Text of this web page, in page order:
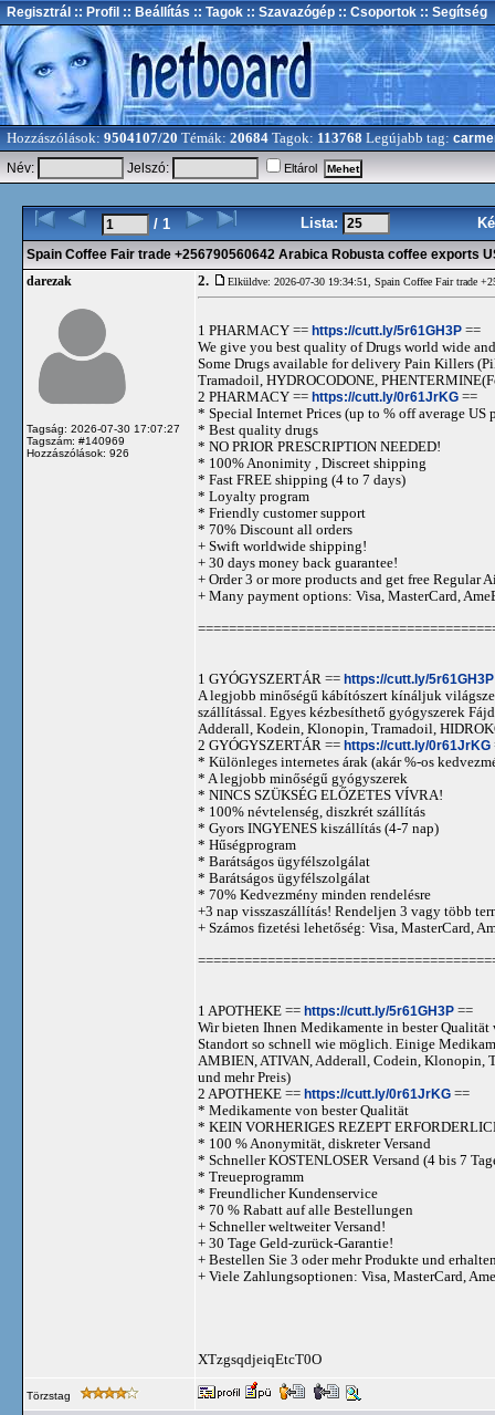
Regisztrál :: Profil :: Beállítás :: Tagok :: Szavazógép :: Csoportok :: Segítség
Hozzászólások: 9504107/20 Témák: 20684 Tagok: 113768 Legújabb tag:
Név:
Jelszó: Eltárol
/ 1 Lista:
Spain Coffee Fair trade +256790560642 Arabica Robusta coffee exports
darezak
Tagság: 2026-07-30 17:07:27
Tagszám: #140969
Hozzászólások: 926
2. Elküldve: 2026-07-30 19:34:51, Spain Coffee Fair trade
1 PHARMACY == https://cutt.ly/5r61GH3P ==
We give you best quality of Drugs world wide
Some Drugs available for delivery Pain Killers
Tramadoil, HYDROCODONE,
2 PHARMACY == https://cutt.ly/0r61JrKG ==
* Special Internet Prices (up to % off average US
* Best quality drugs
* NO PRIOR PRESCRIPTION NEEDED!
* 100% Anonimity , Discreet shipping
* Fast FREE shipping (4 to 7 days)
* Loyalty program
* Friendly customer support
* 70% Discount all orders
+ Swift worldwide shipping!
+ 30 days money back guarantee!
+ Order 3 or more products and get free Regular
+ Many payment options: Visa, MasterCard,
1 GYÓGYSZERTÁR == https://cutt.ly/5r61GH3P
A legjobb minőségű kábítószert kínáljuk
szállítással. Egyes kézbesíthető gyógyszerek
Adderall, Kodein, Klonopin, Tramadoil,
2 GYÓGYSZERTÁR == https://cutt.ly/0r61JrKG
* Különleges internetes árak (akár %-os
* A legjobb minőségű gyógyszerek
* NINCS SZÜKSÉG ELŐZETES VÍVRA!
* 100% névtelenség, diszkrét szállítás
* Gyors INGYENES kiszállítás (4-7 nap)
* Hűségprogram
* Barátságos ügyfélszolgálat
* Barátságos ügyfélszolgálat
* 70% Kedvezmény minden rendelésre
+3 nap visszaszállítás! Rendeljen 3 vagy több
+ Számos fizetési lehetőség: Visa, MasterCard,
1 APOTHEKE == https://cutt.ly/5r61GH3P ==
Wir bieten Ihnen Medikamente in bester
Standort so schnell wie möglich. Einige
AMBIEN, ATIVAN, Adderall, Codein, Klonopin,
und mehr Preis)
2 APOTHEKE == https://cutt.ly/0r61JrKG ==
* Medikamente von bester Qualität
* KEIN VORHERIGES REZEPT
* 100 % Anonymität, diskreter Versand
* Schneller KOSTENLOSER Versand (4 bis 7
* Treueprogramm
* Freundlicher Kundenservice
* 70 % Rabatt auf alle Bestellungen
+ Schneller weltweiter Versand!
+ 30 Tage Geld-zurück-Garantie!
+ Bestellen Sie 3 oder mehr Produkte und
+ Viele Zahlungsoptionen: Visa, MasterCard,
XTzgsqdjeiqEtcT0O
Törzstag